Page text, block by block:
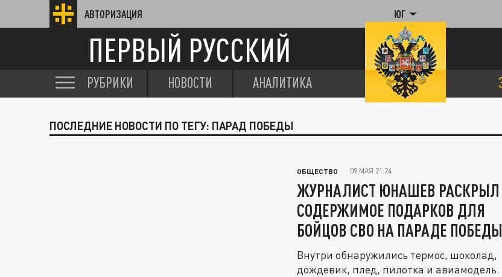
АВТОРИЗАЦИЯ ЮГ
ПЕРВЫЙ РУССКИЙ
РУБРИКИ НОВОСТИ АНАЛИТИКА
ПОСЛЕДНИЕ НОВОСТИ ПО ТЕГУ: ПАРАД ПОБЕДЫ
ОБЩЕСТВО 09 МАЯ 21:24
ЖУРНАЛИСТ ЮНАШЕВ РАСКРЫЛ
СОДЕРЖИМОЕ ПОДАРКОВ ДЛЯ
БОЙЦОВ СВО НА ПАРАДЕ ПОБЕДЫ
Внутри обнаружились термос, шоколад,
дождевик, плед, пилотка и авиамодель.